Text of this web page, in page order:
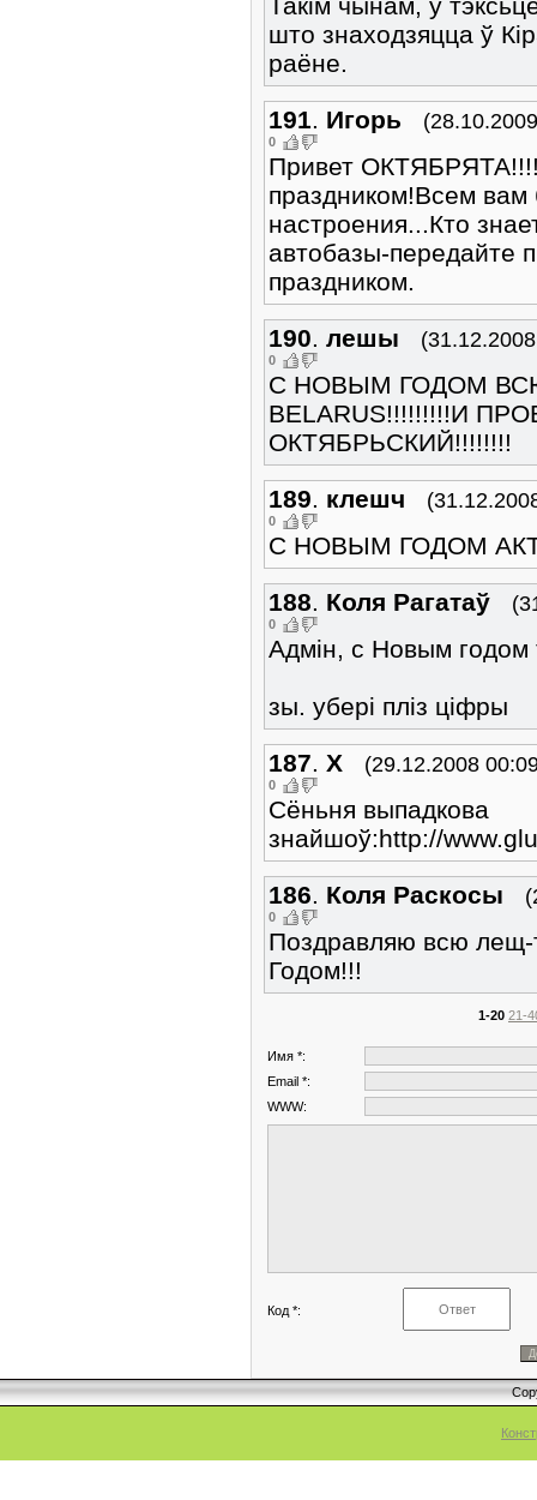
Такім чынам, у
што знаходзяцца ў
раёне.
191. Игорь
0
Привет
праздником!Всем вам
настроения...Кто
автобазы-передайте
праздником.
190. лешы
0
С НОВЫМ ГОДОМ
BELARUS!!!!!!!!!И
ОКТЯБРЬСКИЙ!!!!!!!!
189. клешч
0
С НОВЫМ ГОДОМ
188. Коля Рагатаў
0
Адмін, с Новым годом
зы. убері пліз ціфры
187. X (29.12.2008
0
Сёньня выпадкова
знайшоў:http://
186. Коля Раскосы
0
Поздравляю всю
Годом!!!
1-20 21-
Имя *:
Email *:
WWW:
Код *: